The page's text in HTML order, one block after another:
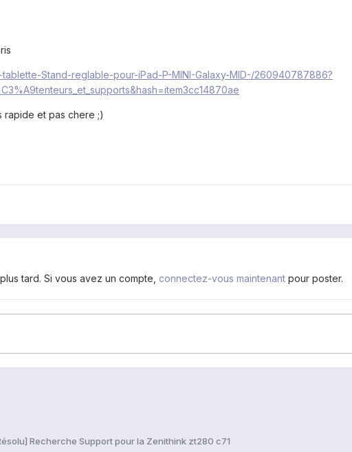
Stand-reglable-pour-iPad-P-MINI-Galaxy-MID-/260940787886?
et pas chere ;)
tard. Si vous avez un compte, connectez-vous maintenant pour poster.
Recherche Support pour la Zenithink zt280 c71